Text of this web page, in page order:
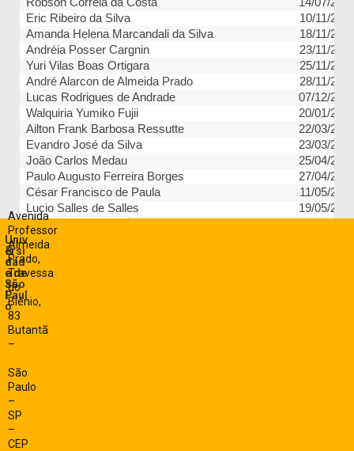
Univ
ersi
dad
e de
São
Paul
o
B
r
a
si
l
Avenida
Professor
Almeida
Prado,
Travessa
do
Biênio,
83
Butantã
–
São
Paulo
–
SP
–
CEP